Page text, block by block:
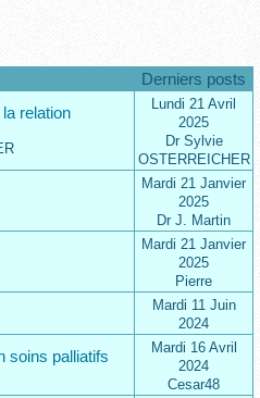
Derniers posts
relation
Lundi 21 Avril
2025
Dr Sylvie
OSTERREICHER
Mardi 21 Janvier
2025
Dr J. Martin
Mardi 21 Janvier
2025
Pierre
Mardi 11 Juin
2024
soins palliatifs
Mardi 16 Avril
2024
Cesar48